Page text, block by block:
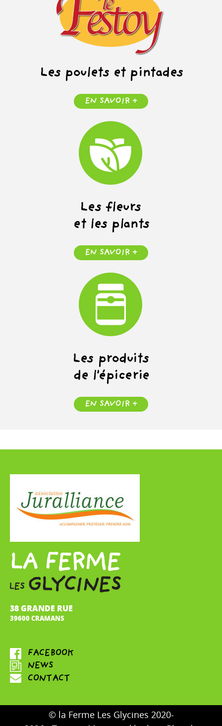
Les poulets et pintades
EN SAVOIR +
Les fleurs
et les plants
EN SAVOIR +
Les produits
de l'épicerie
EN SAVOIR +
38 GRANDE RUE
39600 CRAMANS
© la Ferme Les Glycines 2020-